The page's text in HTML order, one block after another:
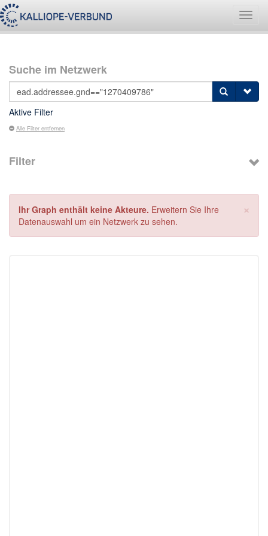
Suche im Netzwerk
Aktive Filter
Alle Filter entfernen
Filter
×
Ihr Graph enthält keine Akteure. Erweitern Sie Ihre
Datenauswahl um ein Netzwerk zu sehen.